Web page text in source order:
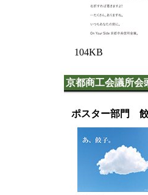
104KB
京都商工会議所会
ポスター部門